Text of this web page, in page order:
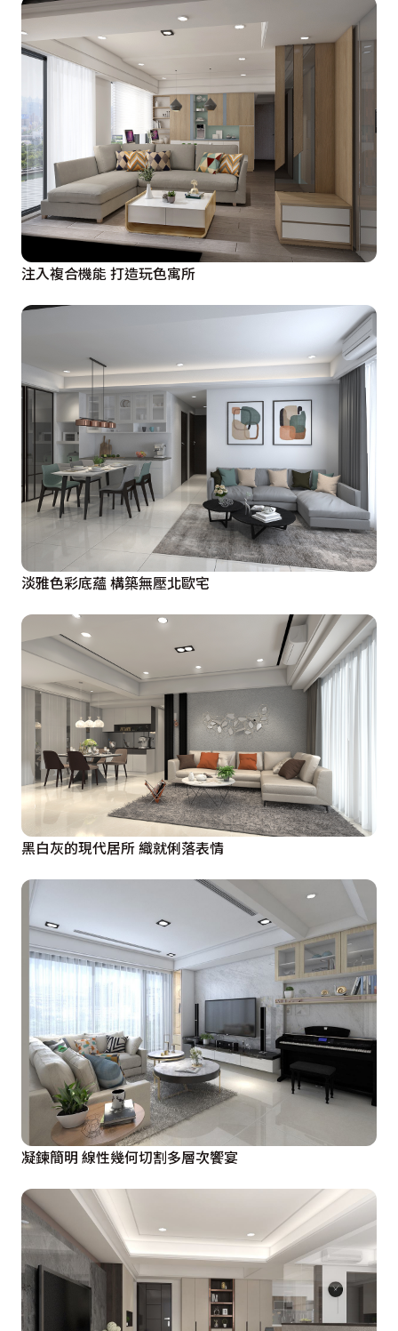
注入複合機能 打造玩色寓所
淡雅色彩底蘊 構築無壓北歐宅
黑白灰的現代居所 織就俐落表情
凝鍊簡明 線性幾何切割多層次饗宴